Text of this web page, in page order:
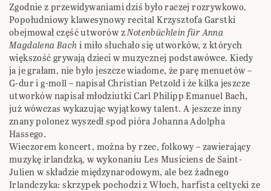
Zgodnie z przewidywaniami dziś było raczej rozrywkowo.
Popołudniowy klawesynowy recital Krzysztofa Garstki
obejmował część utworów zNotenbüchlein für Anna
Magdalena Bachi miło słuchało się utworków, z których
większość grywają dzieci w muzycznej podstawówce. Kiedy
ja je grałam, nie było jeszcze wiadome, że parę menuetów –
G-dur i g-moll – napisał Christian Petzold i że kilka jeszcze
utworków napisał młodziutki Carl Philipp Emanuel Bach,
już wówczas wykazując wyjątkowy talent. A jeszcze inny
znany polonez wyszedł spod pióra Johanna Adolpha
Hassego.
Wieczorem koncert, można by rzec, folkowy – zawierający
muzykę irlandzką, w wykonaniu Les Musiciens de Saint-
Julien w składzie międzynarodowym, ale bez żadnego
Irlandczyka: skrzypek pochodzi z Włoch, harfista celtycki ze